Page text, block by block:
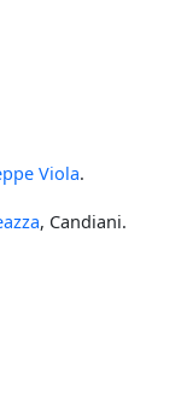
Viola.
, Candiani.